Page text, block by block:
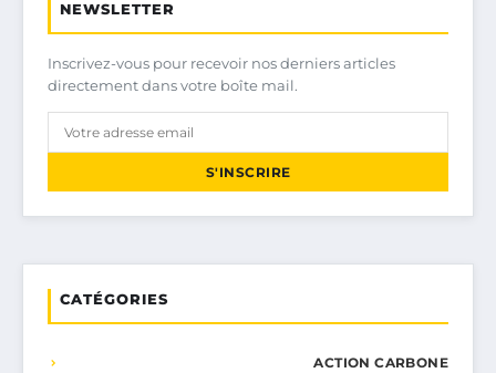
NEWSLETTER
Inscrivez-vous pour recevoir nos derniers articles
directement dans votre boîte mail.
S'INSCRIRE
CATÉGORIES
ACTION CARBONE